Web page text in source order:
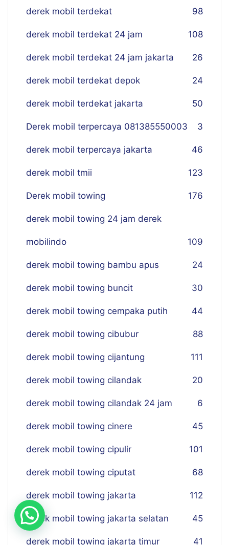
derek mobil terdekat 98
derek mobil terdekat 24 jam 108
derek mobil terdekat 24 jam jakarta 26
derek mobil terdekat depok 24
derek mobil terdekat jakarta 50
Derek mobil terpercaya 081385550003 3
derek mobil terpercaya jakarta 46
derek mobil tmii 123
Derek mobil towing 176
derek mobil towing 24 jam derek
mobilindo 109
derek mobil towing bambu apus 24
derek mobil towing buncit 30
derek mobil towing cempaka putih 44
derek mobil towing cibubur 88
derek mobil towing cijantung 111
derek mobil towing cilandak 20
derek mobil towing cilandak 24 jam 6
derek mobil towing cinere 45
derek mobil towing cipulir 101
derek mobil towing ciputat 68
derek mobil towing jakarta 112
derek mobil towing jakarta selatan 45
derek mobil towing jakarta timur 41